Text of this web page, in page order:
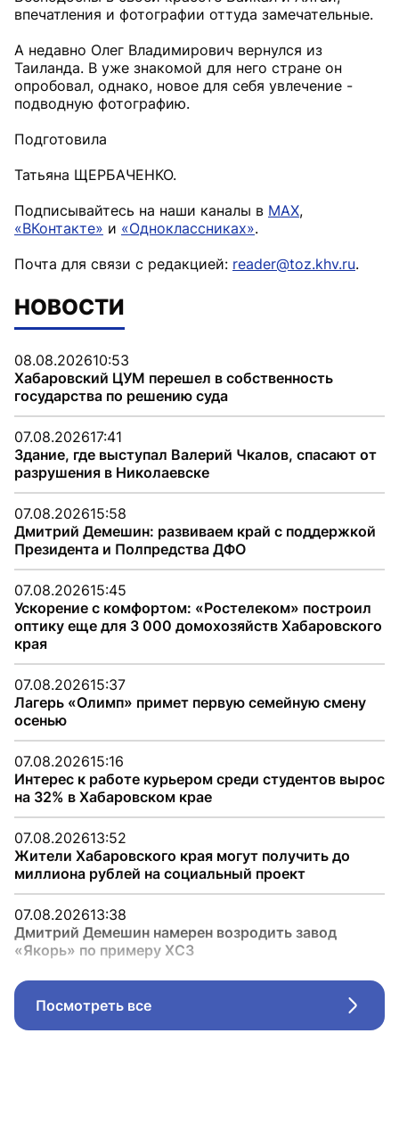
впечатления и фотографии оттуда замечательные.
А недавно Олег Владимирович вернулся из
Таиланда. В уже знакомой для него стране он
опробовал, однако, новое для себя увлечение -
подводную фотографию.
Подготовила
Татьяна ЩЕРБАЧЕНКО.
Подписывайтесь на наши каналы в MAX,
«ВКонтакте» и «Одноклассниках».
Почта для связи с редакцией: reader@toz.khv.ru.
НОВОСТИ
08.08.202610:53
Хабаровский ЦУМ перешел в собственность
государства по решению суда
07.08.202617:41
Здание, где выступал Валерий Чкалов, спасают от
разрушения в Николаевске
07.08.202615:58
Дмитрий Демешин: развиваем край с поддержкой
Президента и Полпредства ДФО
07.08.202615:45
Ускорение с комфортом: «Ростелеком» построил
оптику еще для 3 000 домохозяйств Хабаровского
края
07.08.202615:37
Лагерь «Олимп» примет первую семейную смену
осенью
07.08.202615:16
Интерес к работе курьером среди студентов вырос
на 32% в Хабаровском крае
07.08.202613:52
Жители Хабаровского края могут получить до
миллиона рублей на социальный проект
07.08.202613:38
Дмитрий Демешин намерен возродить завод
«Якорь» по примеру ХСЗ
Посмотреть все